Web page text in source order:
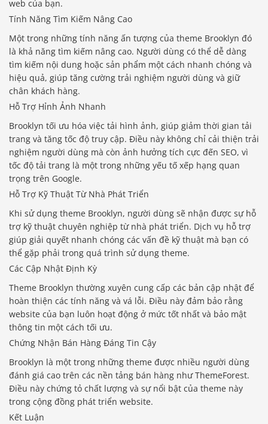
web của bạn.
Tính Năng Tìm Kiếm Nâng Cao
Một trong những tính năng ấn tượng của theme Brooklyn đó
là khả năng tìm kiếm nâng cao. Người dùng có thể dễ dàng
tìm kiếm nội dung hoặc sản phẩm một cách nhanh chóng và
hiệu quả, giúp tăng cường trải nghiệm người dùng và giữ
chân khách hàng.
Hỗ Trợ Hỉnh Ảnh Nhanh
Brooklyn tối ưu hóa việc tải hình ảnh, giúp giảm thời gian tải
trang và tăng tốc độ truy cập. Điều này không chỉ cải thiện trải
nghiệm người dùng mà còn ảnh hưởng tích cực đến SEO, vì
tốc độ tải trang là một trong những yếu tố xếp hạng quan
trọng trên Google.
Hỗ Trợ Kỹ Thuật Từ Nhà Phát Triển
Khi sử dụng theme Brooklyn, người dùng sẽ nhận được sự hỗ
trợ kỹ thuật chuyên nghiệp từ nhà phát triển. Dịch vụ hỗ trợ
giúp giải quyết nhanh chóng các vấn đề kỹ thuật mà bạn có
thể gặp phải trong quá trình sử dụng theme.
Các Cập Nhật Định Kỳ
Theme Brooklyn thường xuyên cung cấp các bản cập nhật để
hoàn thiện các tính năng và vá lỗi. Điều này đảm bảo rằng
website của bạn luôn hoạt động ở mức tốt nhất và bảo mật
thông tin một cách tối ưu.
Chứng Nhận Bán Hàng Đáng Tin Cậy
Brooklyn là một trong những theme được nhiều người dùng
đánh giá cao trên các nền tảng bán hàng như ThemeForest.
Điều này chứng tỏ chất lượng và sự nổi bật của theme này
trong cộng đồng phát triển website.
Kết Luận